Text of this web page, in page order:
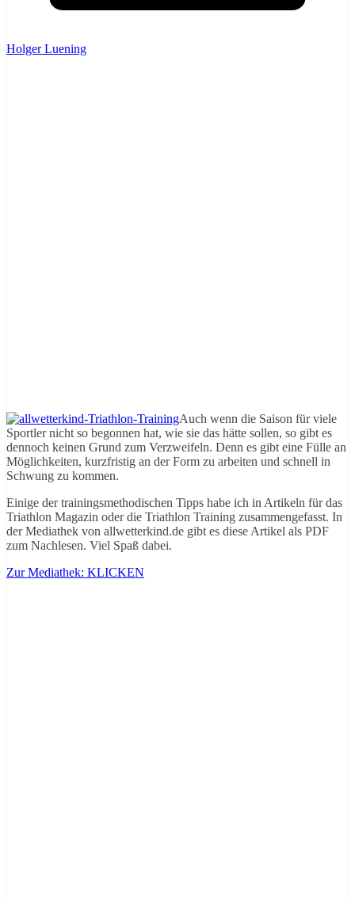
Holger Luening
Auch wenn die Saison für viele
Sportler nicht so begonnen hat, wie sie das hätte sollen, so gibt es
dennoch keinen Grund zum Verzweifeln. Denn es gibt eine Fülle an
Möglichkeiten, kurzfristig an der Form zu arbeiten und schnell in
Schwung zu kommen.
Einige der trainingsmethodischen Tipps habe ich in Artikeln für das
Triathlon Magazin oder die Triathlon Training zusammengefasst. In
der Mediathek von allwetterkind.de gibt es diese Artikel als PDF
zum Nachlesen. Viel Spaß dabei.
Zur Mediathek: KLICKEN